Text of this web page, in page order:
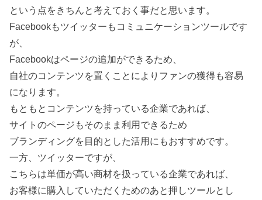
という点をきちんと考えておく事だと思います。
Facebookもツイッターもコミュニケーションツールです
が、
Facebookはページの追加ができるため、
自社のコンテンツを置くことによりファンの獲得も容易
になります。
もともとコンテンツを持っている企業であれば、
サイトのページもそのまま利用できるため
ブランディングを目的とした活用にもおすすめです。
一方、ツイッターですが、
こちらは単価が高い商材を扱っている企業であれば、
お客様に購入していただくためのあと押しツールとし